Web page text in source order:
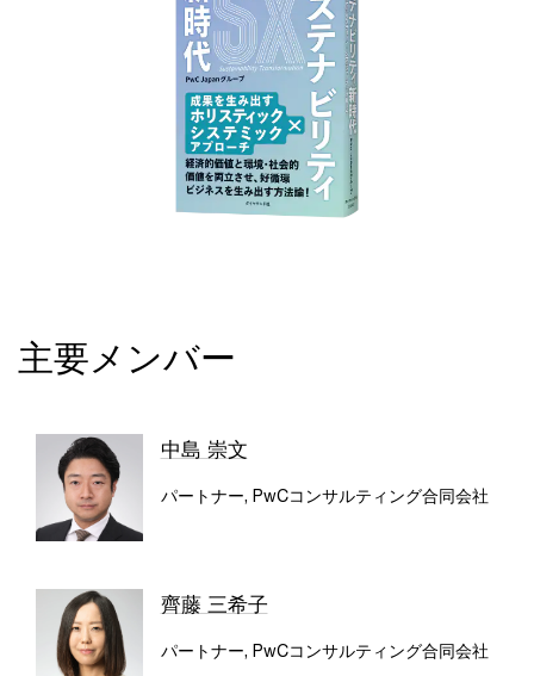
主要メンバー
中島 崇文
パートナー, PwCコンサルティング合同会社
齊藤 三希子
パートナー, PwCコンサルティング合同会社